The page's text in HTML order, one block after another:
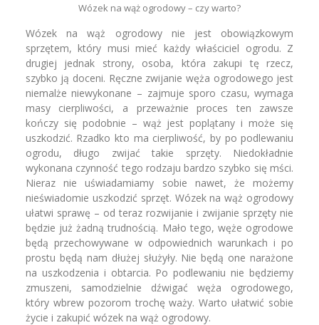
Wózek na wąż ogrodowy – czy warto?
Wózek na wąż ogrodowy nie jest obowiązkowym
sprzętem, który musi mieć każdy właściciel ogrodu. Z
drugiej jednak strony, osoba, która zakupi tę rzecz,
szybko ją doceni. Ręczne zwijanie węża ogrodowego jest
niemalże niewykonane – zajmuje sporo czasu, wymaga
masy cierpliwości, a przeważnie proces ten zawsze
kończy się podobnie – wąż jest poplątany i może się
uszkodzić. Rzadko kto ma cierpliwość, by po podlewaniu
ogrodu, długo zwijać takie sprzęty. Niedokładnie
wykonana czynność tego rodzaju bardzo szybko się mści.
Nieraz nie uświadamiamy sobie nawet, że możemy
nieświadomie uszkodzić sprzęt. Wózek na wąż ogrodowy
ułatwi sprawę – od teraz rozwijanie i zwijanie sprzęty nie
będzie już żadną trudnością. Mało tego, węże ogrodowe
będą przechowywane w odpowiednich warunkach i po
prostu będą nam dłużej służyły. Nie będą one narażone
na uszkodzenia i obtarcia. Po podlewaniu nie będziemy
zmuszeni, samodzielnie dźwigać węża ogrodowego,
który wbrew pozorom trochę waży. Warto ułatwić sobie
życie i zakupić wózek na wąż ogrodowy.